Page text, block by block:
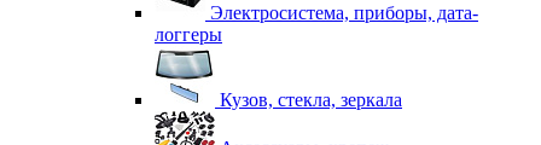
Электросистема, приборы, дата-
логгеры
Кузов, стекла, зеркала